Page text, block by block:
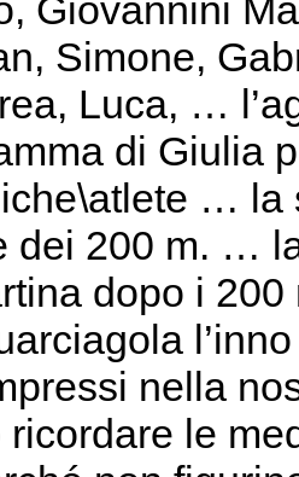
Giovannini
Simone,
Luca, …
di Giulia
… la
dei 200 m. …
dopo i
nella
le